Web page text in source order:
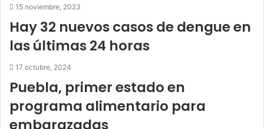
15 noviembre, 2023
Hay 32 nuevos casos de dengue en
las últimas 24 horas
17 octubre, 2024
Puebla, primer estado en
programa alimentario para
embarazadas